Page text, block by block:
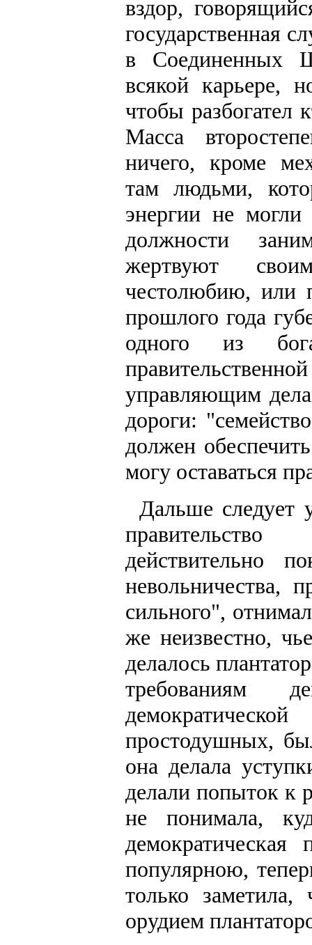
вздор,
государственная
в Соединенных
всякой карьере,
чтобы разбогател
Масса
ничего, кроме
там людьми,
энергии не
должности
жертвуют
честолюбию, или
прошлого года
одного из
управляющим
дороги:
должен
могу оставаться
Дальше следует
действительно
невольничества,
сильного",
же неизвестно,
делалось
требованиям
простодушных,
она делала
делали попыток к
не понимала,
популярною,
только заметила,
орудием